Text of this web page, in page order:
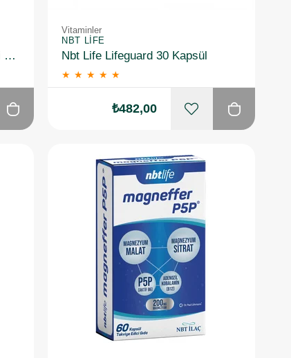
Nbt Life Cognilife Takviye Edici Gıda 30 Kapsül
Vitaminler
NBT LIFE
Nbt Life Lifeguard 30 Kapsül
★ ★ ★ ★ ★
₺482,00